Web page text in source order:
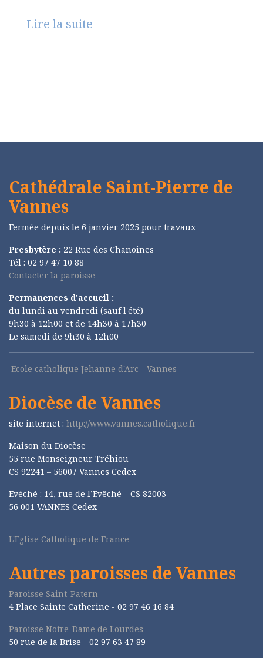
Lire la suite
Cathédrale Saint-Pierre de
Vannes
Fermée depuis le 6 janvier 2025 pour travaux
Presbytère : 22 Rue des Chanoines
Tél : 02 97 47 10 88
Contacter la paroisse
Permanences d'accueil :
du lundi au vendredi (sauf l'été)
9h30 à 12h00 et de 14h30 à 17h30
Le samedi de 9h30 à 12h00
Ecole catholique Jehanne d'Arc - Vannes
Diocèse de Vannes
site internet : http://www.vannes.catholique.fr
Maison du Diocèse
55 rue Monseigneur Tréhiou
CS 92241 – 56007 Vannes Cedex
Evéché : 14, rue de l’Evêché – CS 82003
56 001 VANNES Cedex
L'Eglise Catholique de France
Autres paroisses de Vannes
Paroisse Saint-Patern
4 Place Sainte Catherine - 02 97 46 16 84
Paroisse Notre-Dame de Lourdes
50 rue de la Brise - 02 97 63 47 89